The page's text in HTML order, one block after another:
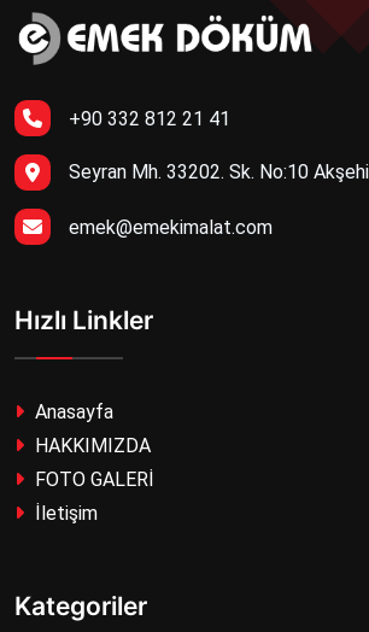
+90 332 812 21 41
Seyran Mh. 33202. Sk. No:10
emek@emekimalat.com
Hızlı Linkler
Anasayfa
HAKKIMIZDA
FOTO GALERİ
İletişim
Kategoriler